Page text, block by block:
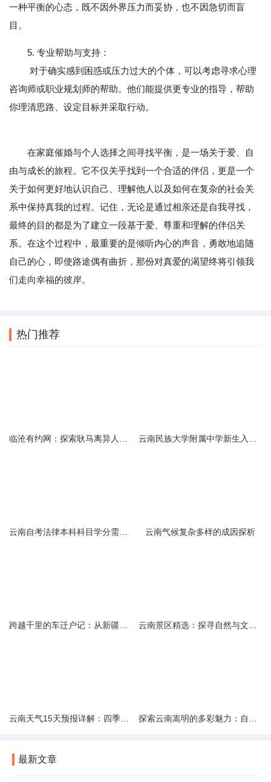
一种平衡的心态，既不因外界压力而妥协，也不因急切而盲
目。
5. 专业帮助与支持：
对于确实感到困惑或压力过大的个体，可以考虑寻求心理
咨询师或职业规划师的帮助。他们能提供更专业的指导，帮助
你理清思路、设定目标并采取行动。
在家庭催婚与个人选择之间寻找平衡，是一场关于爱、自
由与成长的旅程。它不仅关乎找到一个合适的伴侣，更是一个
关于如何更好地认识自己、理解他人以及如何在复杂的社会关
系中保持真我的过程。记住，无论是通过相亲还是自我寻找，
最终的目的都是为了建立一段基于爱、尊重和理解的伴侣关
系。在这个过程中，最重要的是倾听内心的声音，勇敢地追随
自己的心，即使路途偶有曲折，那份对真爱的渴望终将引领我
们走向幸福的彼岸。
热门推荐
云南气候复杂多样的成因探析
最新文章